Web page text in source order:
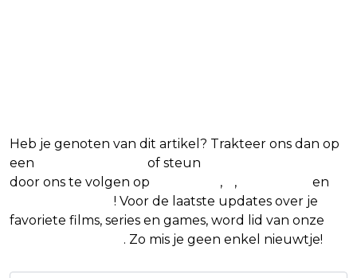
Heb je genoten van dit artikel? Trakteer ons dan op
een
of steun
door ons te volgen op
, ,
en
! Voor de laatste updates over je
favoriete films, series en games, word lid van onze
. Zo mis je geen enkel nieuwtje!